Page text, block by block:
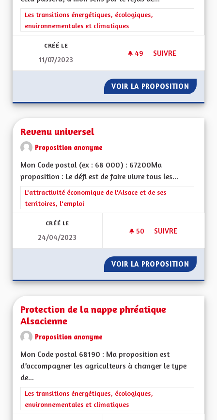
Filtrer les résultats de la catégorie : Les transitions
Les transitions énergétiques, écologiques,
environnementales et climatiques
CRÉÉ LE
11/07/2023
49 49 ABONNÉS
SUIVRE
VOIR LA PROPOSITION POUR
Revenu universel
Proposition anonyme
Mon Code postal (ex : 68 000) : 67200Ma
proposition : Le défi est de faire vivre tous les...
Filtrer les résultats de la catégorie : L'attractivité
L'attractivité économique de l'Alsace et de ses
territoires, l'emploi
CRÉÉ LE
24/04/2023
50 50 ABONNÉS
SUIVRE
VOIR LA PROPOSITION
Protection de la nappe phréatique
Alsacienne
Proposition anonyme
Mon Code postal 68190 : Ma proposition est
d’accompagner les agriculteurs à changer le type
de...
Filtrer les résultats de la catégorie : Les transitions
Les transitions énergétiques, écologiques,
environnementales et climatiques